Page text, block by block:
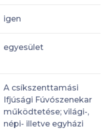
igen
egyesület
A csíkszenttamási
Ifjúsági Fúvószenekar
működtetése; világi-,
népi- illetve egyházi